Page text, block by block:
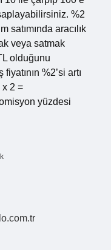
%2
satımında aracılık
veya satmak
olduğunu
%2’si artı
x 2 =
yüzdesi